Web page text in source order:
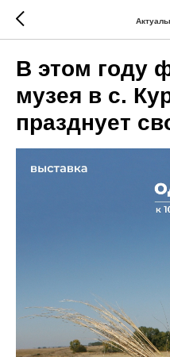
В этом году
музея в с.
празднует